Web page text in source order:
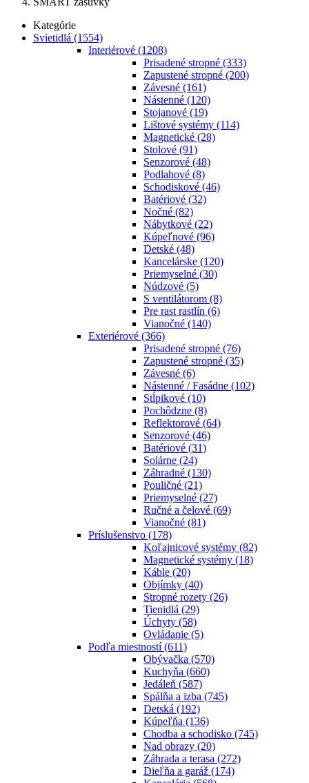
Kategórie
Svietidlá (1554)
Interiérové (1208)
Prisadené stropné (333)
Zapustené stropné (200)
Závesné (161)
Nástenné (120)
Stojanové (19)
Lištové systémy (114)
Magnetické (28)
Stolové (91)
Senzorové (48)
Podlahové (8)
Schodiskové (46)
Batériové (32)
Nočné (82)
Nábytkové (22)
Kúpeľnové (96)
Detské (48)
Kancelárske (120)
Priemyselné (30)
Núdzové (5)
S ventilátorom (8)
Pre rast rastlín (6)
Vianočné (140)
Exteriérové (366)
Prisadené stropné (76)
Zapustené stropné (35)
Závesné (6)
Nástenné / Fasádne (102)
Stĺpikové (10)
Pochôdzne (8)
Reflektorové (64)
Senzorové (46)
Batériové (31)
Solárne (24)
Záhradné (130)
Pouličné (21)
Priemyselné (27)
Ručné a čelové (69)
Vianočné (81)
Príslušenstvo (178)
Koľajnicové systémy (82)
Magnetické systémy (18)
Káble (20)
Objímky (40)
Stropné rozety (26)
Tienidlá (29)
Úchyty (58)
Ovládanie (5)
Podľa miestností(611)
Obývačka (570)
Kuchyňa (660)
Jedáleň (587)
Spálňa a izba (745)
Detská (192)
Kúpeľňa (136)
Chodba a schodisko (745)
Nad obrazy (20)
Záhrada a terasa (272)
Dieľňa a garáž (174)